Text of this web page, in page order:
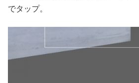
でタップ。